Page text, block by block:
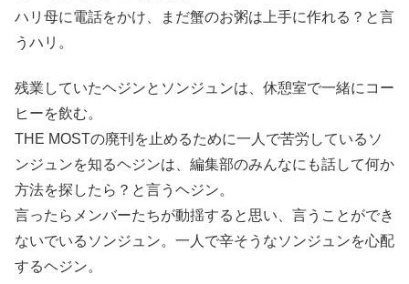
ハリ母に電話をかけ、まだ蟹のお粥は上手に作れる？と言
うハリ。
残業していたヘジンとソンジュンは、休憩室で一緒にコー
ヒーを飲む。
THE MOSTの廃刊を止めるために一人で苦労しているソ
ンジュンを知るヘジンは、編集部のみんなにも話して何か
方法を探したら？と言うヘジン。
言ったらメンバーたちが動揺すると思い、言うことができ
ないでいるソンジュン。一人で辛そうなソンジュンを心配
するヘジン。